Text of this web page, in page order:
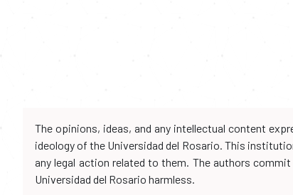
The opinions, ideas, and any intellectual content
ideology of the Universidad del Rosario. This
any legal action related to them. The authors
Universidad del Rosario harmless.